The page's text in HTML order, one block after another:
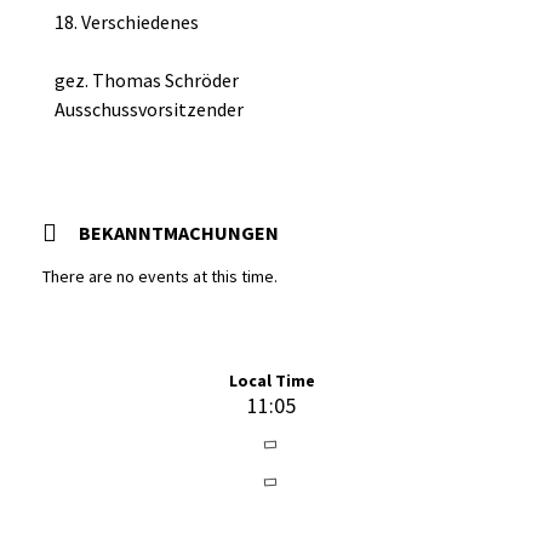
18. Verschiedenes
gez. Thomas Schröder
Ausschussvorsitzender
BEKANNTMACHUNGEN
There are no events at this time.
Local Time
11:05